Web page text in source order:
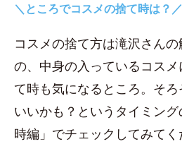
＼ところでコスメの捨て時は？／
コスメの捨て方は滝沢さん
の、中身の入っているコス
て時も気になるところ。そ
いいかも？というタイミン
時編」でチェックしてみてく